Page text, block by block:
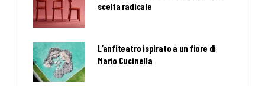
scelta radicale
L’anfiteatro ispirato a un fiore di
Mario Cucinella